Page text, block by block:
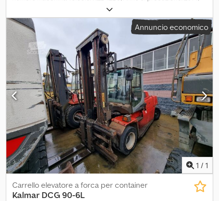
, portata:
carburante:diesel, tipo di montante:Simplex, potenza:164 kW
(222,98 CV)
, tipo di ingranaggio: automatico, Certificato DGUV
fino al: 07/2027 , peso a vuoto:39.080 kg
carburante: diesel
, Hyster H22XM-12EC Stoccatore di container
vuoti Funzionante e pronto all'uso Manutenzione di servizio Ore di
esercizio: 5506 h Altezze di impilamento: 6 pieghe da 9'6" o 7
pieghe da 8'6" con pick-up singolo 2 su 5 = 7 pieghe da 9'6" o 2 su
6 = 8 pieghe da 8'6". Capacità di carico: 9.000 kg a 1.220 mm
Assale: Axel Tech PRC Motore: Cummins QSB 6.7 Cilindrata 6,7 litri
TIER IIIB Spandiconcime: Spargitore laterale ELME 584 con
ricevitore a gancio e pinza laterale Altezze del container: 8' - 9'6"
Profondità del container: 8' o 2.440 - 2.500 mm Cabina in acciaio:
Produttore Fritzmeier Sistema di lubrificazione centrale
disponibile Cedpfxetrl N Te Apyjrf Aria condizionata disponibile Si
prega di effettuare la richiesta per iscritto.
Annuncio economico
1 / 1
Carrello elevatore a forca per container
Kalmar DCG 90-6L